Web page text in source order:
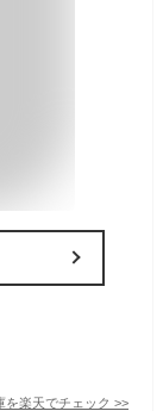
を楽天でチェック >>